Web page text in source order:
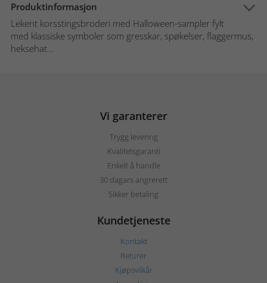
Produktinformasjon
Lekent korsstingsbroderi med Halloween-sampler fylt
med klassiske symboler som gresskar, spøkelser, flaggermus,
heksehat...
Vi garanterer
Trygg levering
Kvalitetsgaranti
Enkelt å handle
30 dagars angrerett
Sikker betaling
Kundetjeneste
Kontakt
Returer
Kjøpsvilkår